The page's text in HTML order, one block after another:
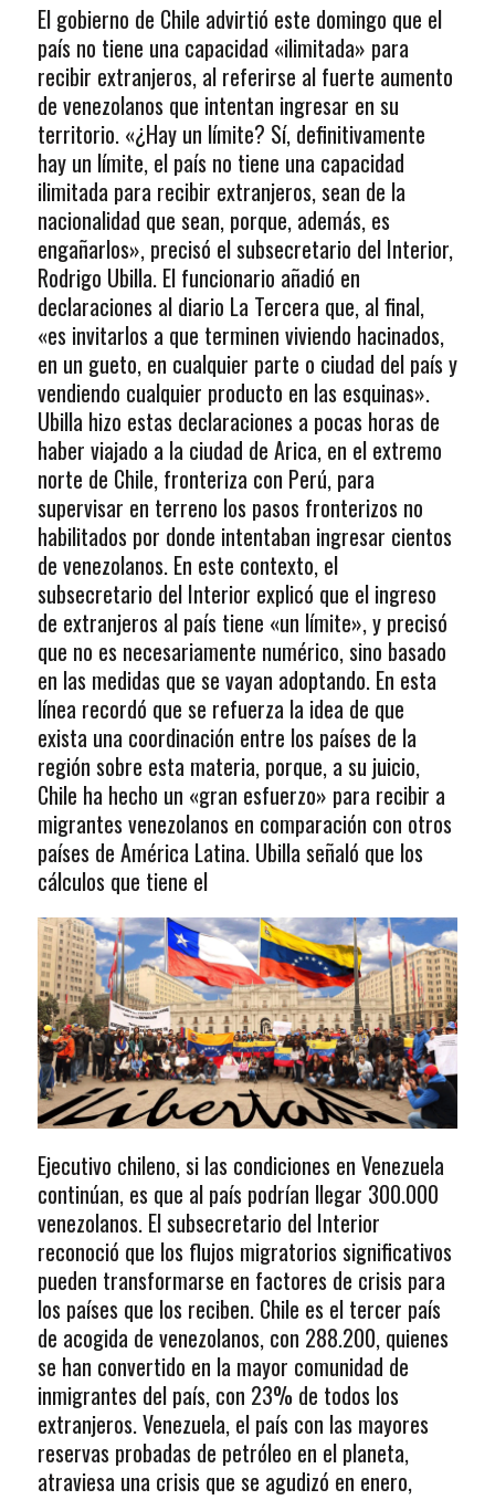
El gobierno de Chile advirtió este domingo que el
país no tiene una capacidad «ilimitada» para
recibir extranjeros, al referirse al fuerte aumento
de venezolanos que intentan ingresar en su
territorio. «¿Hay un límite? Sí, definitivamente
hay un límite, el país no tiene una capacidad
ilimitada para recibir extranjeros, sean de la
nacionalidad que sean, porque, además, es
engañarlos», precisó el subsecretario del Interior,
Rodrigo Ubilla. El funcionario añadió en
declaraciones al diario La Tercera que, al final,
«es invitarlos a que terminen viviendo hacinados,
en un gueto, en cualquier parte o ciudad del país y
vendiendo cualquier producto en las esquinas».
Ubilla hizo estas declaraciones a pocas horas de
haber viajado a la ciudad de Arica, en el extremo
norte de Chile, fronteriza con Perú, para
supervisar en terreno los pasos fronterizos no
habilitados por donde intentaban ingresar cientos
de venezolanos. En este contexto, el
subsecretario del Interior explicó que el ingreso
de extranjeros al país tiene «un límite», y precisó
que no es necesariamente numérico, sino basado
en las medidas que se vayan adoptando. En esta
línea recordó que se refuerza la idea de que
exista una coordinación entre los países de la
región sobre esta materia, porque, a su juicio,
Chile ha hecho un «gran esfuerzo» para recibir a
migrantes venezolanos en comparación con otros
países de América Latina. Ubilla señaló que los
cálculos que tiene el
Ejecutivo chileno, si las condiciones en Venezuela
continúan, es que al país podrían llegar 300.000
venezolanos. El subsecretario del Interior
reconoció que los flujos migratorios significativos
pueden transformarse en factores de crisis para
los países que los reciben. Chile es el tercer país
de acogida de venezolanos, con 288.200, quienes
se han convertido en la mayor comunidad de
inmigrantes del país, con 23% de todos los
extranjeros. Venezuela, el país con las mayores
reservas probadas de petróleo en el planeta,
atraviesa una crisis que se agudizó en enero,